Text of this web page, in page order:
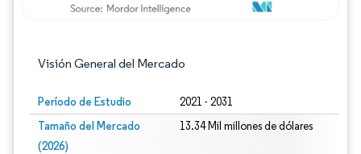
Visión General del Mercado
Período de Estudio 2021 - 2031
Tamaño del Mercado
(2026)
13.34 Mil millones de dólares